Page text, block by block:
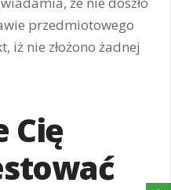
przedmiotowego
iż nie złożono żadnej
Cię